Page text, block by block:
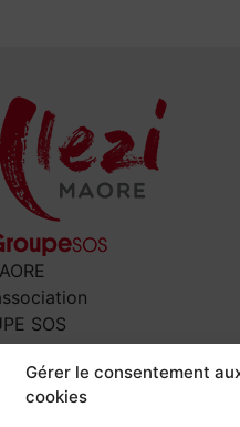
Gérer le consentement
cookies
SOS